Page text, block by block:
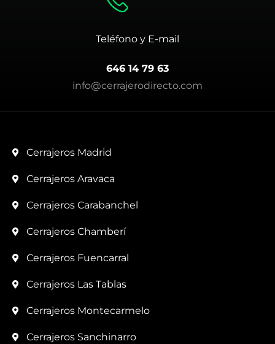
Teléfono y E-mail
646 14 79 63
info@cerrajerodirecto.com
Cerrajeros Madrid
Cerrajeros Aravaca
Cerrajeros Carabanchel
Cerrajeros Chamberí
Cerrajeros Fuencarral
Cerrajeros Las Tablas
Cerrajeros Montecarmelo
Cerrajeros Sanchinarro